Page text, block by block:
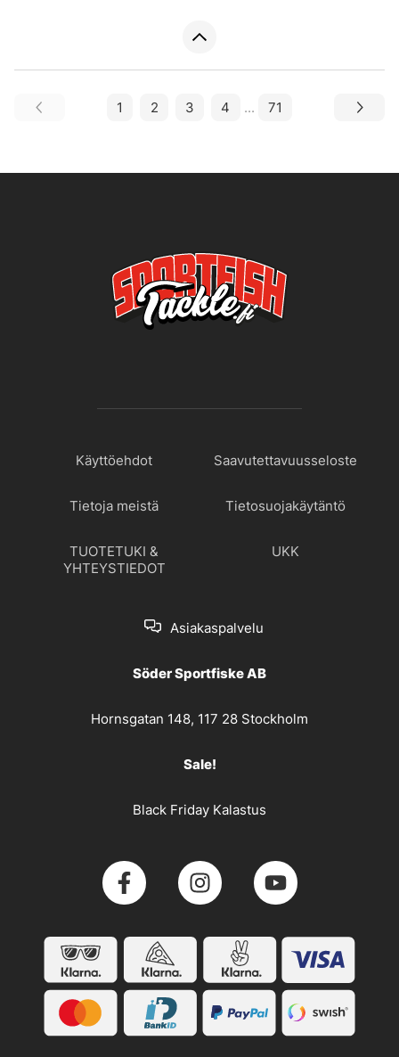
1 2 3 4 ... 71
Käyttöehdot Saavutettavuusseloste
Tietoja meistä Tietosuojakäytäntö
TUOTETUKI &
YHTEYSTIEDOT
UKK
Asiakaspalvelu
Söder Sportfiske AB
Hornsgatan 148, 117 28 Stockholm
Sale!
Black Friday Kalastus